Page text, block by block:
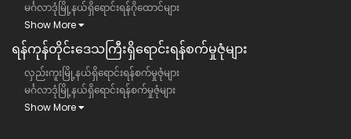
မင်္ဂလာဒုံမြို့နယ်ရှိရောင်းရန်ဂိုထောင်များ
Show More
ရန်ကုန်တိုင်းဒေသကြီး​ရှိရောင်းရန်စက်မှုဇုံများ
လှည်းကူးမြို့နယ်ရှိရောင်းရန်စက်မှုဇုံများ
မင်္ဂလာဒုံမြို့နယ်ရှိရောင်းရန်စက်မှုဇုံများ
Show More